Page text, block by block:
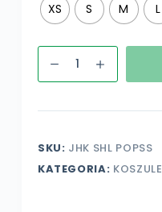
XS S M L
ilość
Koszula
z
rękawem
z
SKU: JHK SHL POPSS
KATEGORIA: KOSZULE